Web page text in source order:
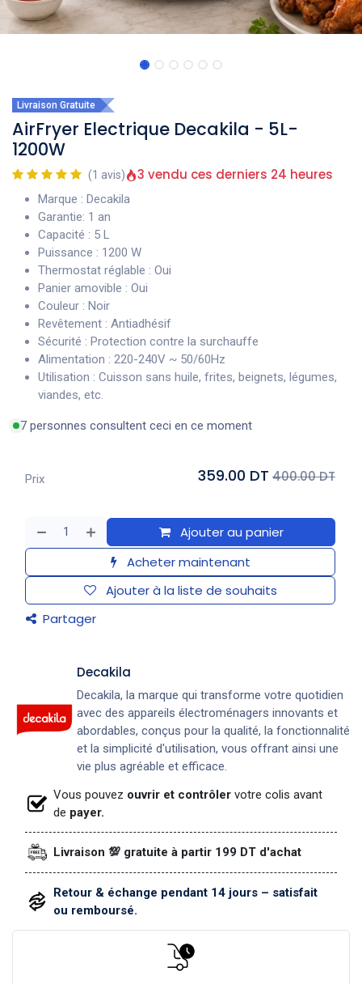
Livraison Gratuite
AirFryer Electrique Decakila - 5L-
1200W
(1 avis) 3 vendu ces derniers 24 heures
Marque : Decakila
Garantie: 1 an
Capacité : 5 L
Puissance : 1200 W
Thermostat réglable : Oui
Panier amovible : Oui
Couleur : Noir
Revêtement : Antiadhésif
Sécurité : Protection contre la surchauffe
Alimentation : 220-240V ~ 50/60Hz
Utilisation : Cuisson sans huile, frites, beignets, légumes,
viandes, etc.
7 personnes consultent ceci en ce moment
Ajouter au panier
Acheter maintenant
Ajouter à la liste de souhaits
Partager
Prix 359.00 DT 400.00 DT
Decakila
Decakila, la marque qui transforme votre quotidien
avec des appareils électroménagers innovants et
abordables, conçus pour la qualité, la fonctionnalité
et la simplicité d'utilisation, vous offrant ainsi une
vie plus agréable et efficace.
Vous pouvez ouvrir et contrôler votre colis avant
de payer.
Livraison 💯 gratuite à partir 199 DT d'achat
Retour & échange pendant 14 jours – satisfait
ou remboursé.